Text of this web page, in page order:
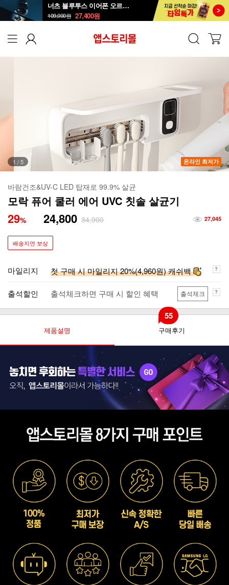
너츠 블루투스 이어폰 오르골 T90
109,000원 27,400원
1 /5 온라인 최저가
바람건조&UV-C LED 탑재로 99.9% 살균
모락 퓨어 쿨러 에어 UVC 칫솔 살균기
29% 24,800 34,900 27,045
배송지연 보상
마일리지 첫 구매 시 마일리지 20%(4,960원) 캐쉬백
출석할인 출석체크하면 구매 시 할인 혜택 출석체크
제품설명 구매후기
55